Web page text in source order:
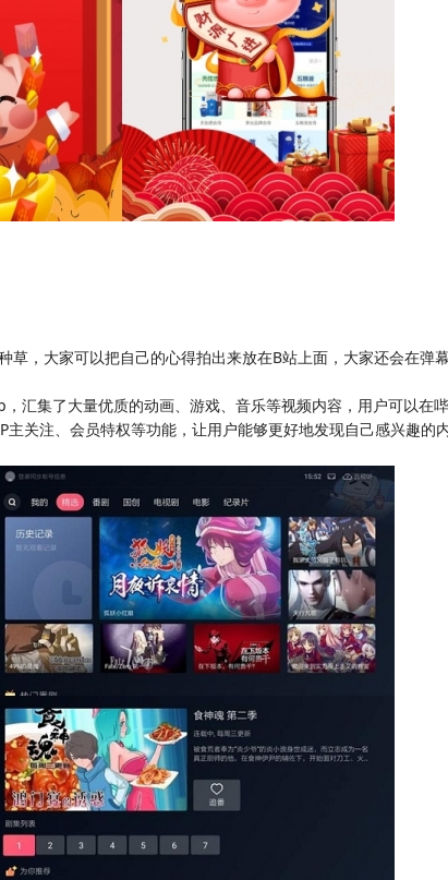
，大家可以把自己的心得拍出来放在B站上面，大家还会在弹
汇集了大量优质的动画、游戏、音乐等视频内容，用户可以在
关注、会员特权等功能，让用户能够更好地发现自己感兴趣